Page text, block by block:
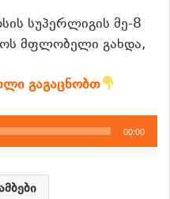
სუპერლიგის მე-8
მფლობელი გახდა,
გაგაცნობთ
00:00